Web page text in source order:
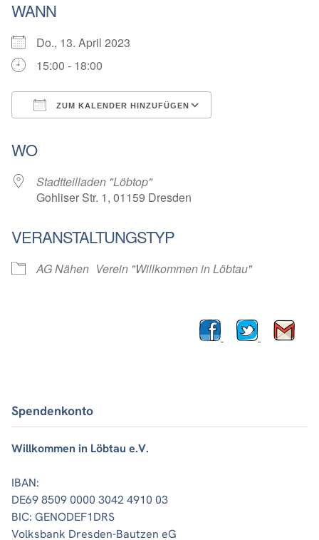
WANN
Do., 13. April 2023
15:00 - 18:00
ZUM KALENDER HINZUFÜGEN
WO
Stadtteilladen "Löbtop"
Gohliser Str. 1, 01159 Dresden
VERANSTALTUNGSTYP
AG Nähen Verein "Willkommen in Löbtau"
Spendenkonto
Willkommen in Löbtau e.V.
IBAN:
DE69 8509 0000 3042 4910 03
BIC: GENODEF1DRS
Volksbank Dresden-Bautzen eG